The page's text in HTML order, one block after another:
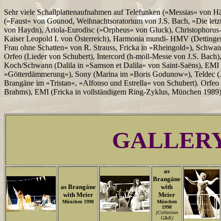
Sehr viele Schallplattenaufnahmen auf Telefunken (»Messias« von
(»Faust« von Gounod, Weihnachtsoratorium von J.S. Bach, »Die
von Haydn), Ariola-Eurodisc (»Orpheus« von Gluck),
Kaiser Leopold I. von Österreich), Harmonia mundi- HMV
Frau ohne Schatten« von R. Strauss, Fricka in »Rheingold«),
Orfeo (Lieder von Schubert), Intercord (h-moll-Messe von J.S.
Koch/Schwann (Dalila in »Samson et Dalila« von Saint-Saëns), EMI
»Götterdämmerung«), Sony (Marina im »Boris Godunow«), Teldec
Brangäne im »Tristan«, »Alfonso und Estrella« von Schubert).
Brahms), EMI (Fricka in vollständigem Ring-Zyklus, München
as Brangäne
with Meier
München 1998
as
Brangäne
with
Meier
München
1998
(Collection
G&K)